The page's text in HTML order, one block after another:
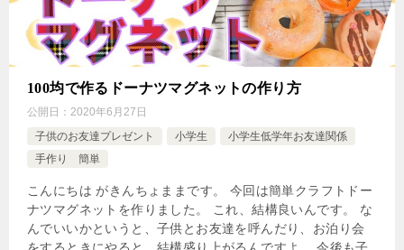
100均で作るドーナツマグネットの作り方
公開日： 2020年6月27日
子供のお友達プレゼント
小学生
小学生低学年お友達関係
手作り 簡単
こんにちは がきんちょままです。 今回は簡単クラフトドー
ナツマグネットを作りました。 これ、結構良いんです。 な
んでいいかというと、子供とお友達を呼んだり、お泊り会